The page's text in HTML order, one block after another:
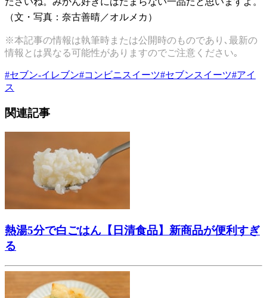
（文・写真：奈古善晴／オルメカ）
※本記事の情報は執筆時または公開時のものであり､最新の
情報とは異なる可能性がありますのでご注意ください｡
#セブン-イレブン#コンビニスイーツ#セブンスイーツ#アイ
ス
関連記事
熱湯5分で白ごはん【日清食品】新商品が便利すぎ
る